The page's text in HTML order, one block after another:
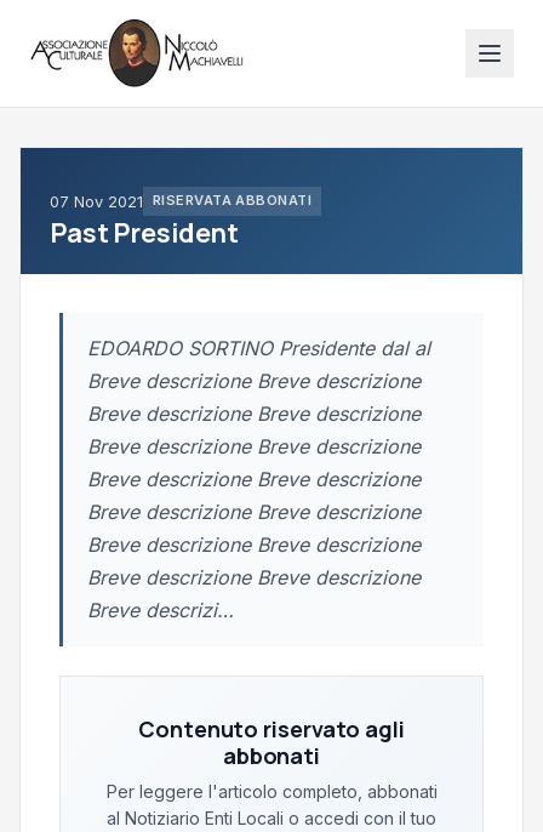
07 Nov 2021 RISERVATA ABBONATI
Past President
EDOARDO SORTINO Presidente dal al
Breve descrizione Breve descrizione
Breve descrizione Breve descrizione
Breve descrizione Breve descrizione
Breve descrizione Breve descrizione
Breve descrizione Breve descrizione
Breve descrizione Breve descrizione
Breve descrizione Breve descrizione
Breve descrizi…
Contenuto riservato agli
abbonati
Per leggere l'articolo completo, abbonati
al Notiziario Enti Locali o accedi con il tuo